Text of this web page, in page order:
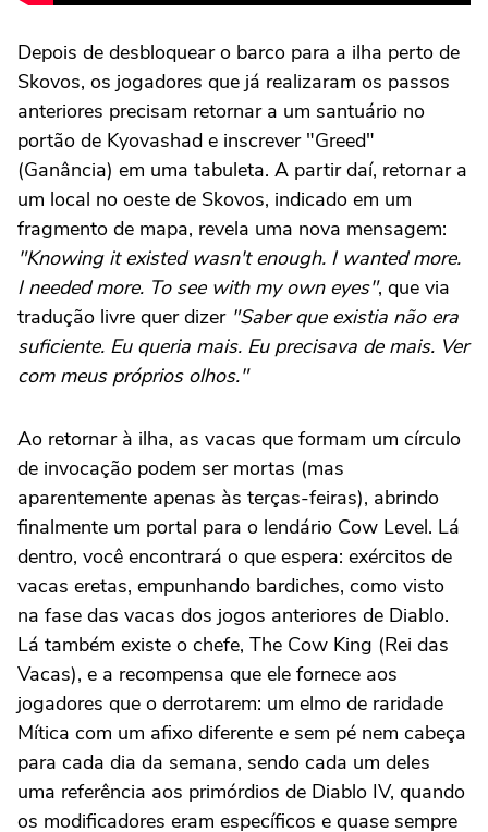
Depois de desbloquear o barco para a ilha perto de
Skovos, os jogadores que já realizaram os passos
anteriores precisam retornar a um santuário no
portão de Kyovashad e inscrever "Greed"
(Ganância) em uma tabuleta. A partir daí, retornar a
um local no oeste de Skovos, indicado em um
fragmento de mapa, revela uma nova mensagem:
"Knowing it existed wasn't enough. I wanted more.
I needed more. To see with my own eyes", que via
tradução livre quer dizer "Saber que existia não era
suficiente. Eu queria mais. Eu precisava de mais. Ver
com meus próprios olhos."
Ao retornar à ilha, as vacas que formam um círculo
de invocação podem ser mortas (mas
aparentemente apenas às terças-feiras), abrindo
finalmente um portal para o lendário Cow Level. Lá
dentro, você encontrará o que espera: exércitos de
vacas eretas, empunhando bardiches, como visto
na fase das vacas dos jogos anteriores de Diablo.
Lá também existe o chefe, The Cow King (Rei das
Vacas), e a recompensa que ele fornece aos
jogadores que o derrotarem: um elmo de raridade
Mítica com um afixo diferente e sem pé nem cabeça
para cada dia da semana, sendo cada um deles
uma referência aos primórdios de Diablo IV, quando
os modificadores eram específicos e quase sempre